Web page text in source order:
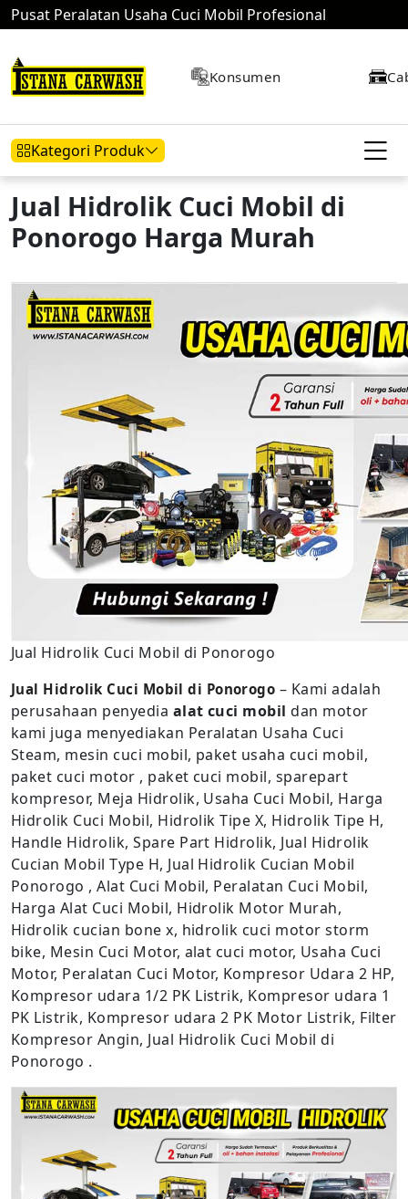
Pusat Peralatan Usaha Cuci Mobil Profesional
Konsumen
Kategori Produk
Hidrolik Mobil Hidrolik Motor Kompresor
Mesin Air
Jual Hidrolik Cuci Mobil di
Ponorogo Harga Murah
Jual Hidrolik Cuci Mobil di Ponorogo
Jual Hidrolik Cuci Mobil di Ponorogo – Kami adalah
perusahaan penyedia alat cuci mobil dan motor
kami juga menyediakan Peralatan Usaha Cuci
Steam, mesin cuci mobil, paket usaha cuci mobil,
paket cuci motor , paket cuci mobil, sparepart
kompresor, Meja Hidrolik, Usaha Cuci Mobil, Harga
Hidrolik Cuci Mobil, Hidrolik Tipe X, Hidrolik Tipe H,
Handle Hidrolik, Spare Part Hidrolik, Jual Hidrolik
Cucian Mobil Type H, Jual Hidrolik Cucian Mobil
Ponorogo , Alat Cuci Mobil, Peralatan Cuci Mobil,
Harga Alat Cuci Mobil, Hidrolik Motor Murah,
Hidrolik cucian bone x, hidrolik cuci motor storm
bike, Mesin Cuci Motor, alat cuci motor, Usaha Cuci
Motor, Peralatan Cuci Motor, Kompresor Udara 2 HP,
Kompresor udara 1/2 PK Listrik, Kompresor udara 1
PK Listrik, Kompresor udara 2 PK Motor Listrik, Filter
Kompresor Angin, Jual Hidrolik Cuci Mobil di
Ponorogo .